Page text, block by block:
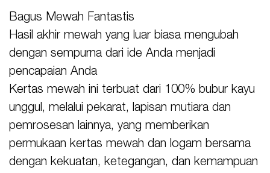
Bagus Mewah Fantastis
Hasil akhir mewah yang luar biasa mengubah
dengan sempurna dari ide Anda menjadi
pencapaian Anda
Kertas mewah ini terbuat dari 100% bubur kayu
unggul, melalui pekarat, lapisan mutiara dan
pemrosesan lainnya, yang memberikan
permukaan kertas mewah dan logam bersama
dengan kekuatan, ketegangan, dan kemampuan